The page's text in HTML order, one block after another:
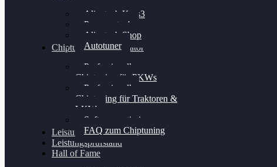
Alientech Kess3
Powergate 4
Alientech Shop
Autotuner
Chiptuning Konfigurator
Professionelles
Chiptuning für PKWs
Professionelles
Chiptuning für Traktoren &
LKW
Softwareoptimierung
FAQ zum Chiptuning
Leistungsmessung
Leistungsprüfstand
Hall of Fame